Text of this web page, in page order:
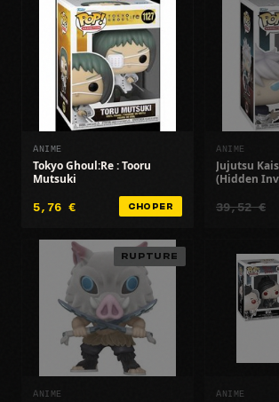
ANIME
Tokyo Ghoul:Re : Tooru
Mutsuki
5,76 € CHOPER
ANIME
Jujutsu
(Hidden
39,52 €
RUPTURE
ANIME ANIME